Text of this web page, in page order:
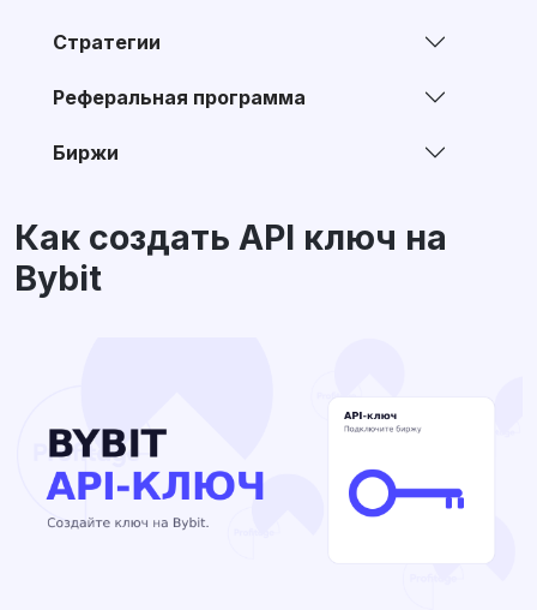
Стратегии
Реферальная программа
Биржи
Как создать API ключ на
Bybit